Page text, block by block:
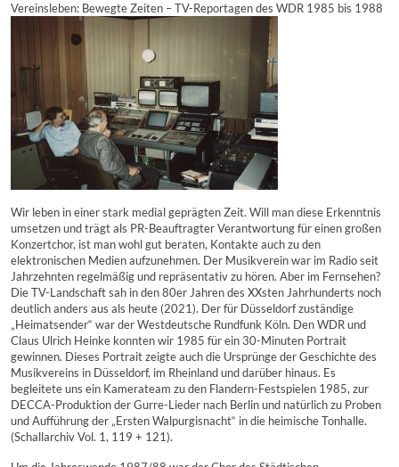
Vereinsleben: Bewegte Zeiten – TV-Reportagen des WDR 1985 bis 1988
Wir leben in einer stark medial geprägten Zeit. Will man diese Erkenntnis
umsetzen und trägt als PR-Beauftragter Verantwortung für einen großen
Konzertchor, ist man wohl gut beraten, Kontakte auch zu den
elektronischen Medien aufzunehmen. Der Musikverein war im Radio seit
Jahrzehnten regelmäßig und repräsentativ zu hören. Aber im Fernsehen?
Die TV-Landschaft sah in den 80er Jahren des XXsten Jahrhunderts noch
deutlich anders aus als heute (2021). Der für Düsseldorf zuständige
„Heimatsender“ war der Westdeutsche Rundfunk Köln. Den WDR und
Claus Ulrich Heinke konnten wir 1985 für ein 30-Minuten Portrait
gewinnen. Dieses Portrait zeigte auch die Ursprünge der Geschichte des
Musikvereins in Düsseldorf, im Rheinland und darüber hinaus. Es
begleitete uns ein Kamerateam zu den Flandern-Festspielen 1985, zur
DECCA-Produktion der Gurre-Lieder nach Berlin und natürlich zu Proben
und Aufführung der „Ersten Walpurgisnacht“ in die heimische Tonhalle.
(Schallarchiv Vol. 1, 119 + 121).